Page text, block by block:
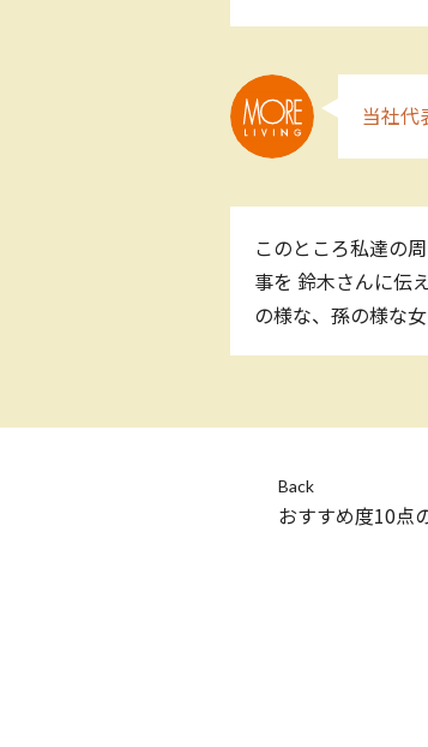
当社代
このところ私達の
事を 鈴木さんに伝
の様な、孫の様な
Back
おすすめ度10点